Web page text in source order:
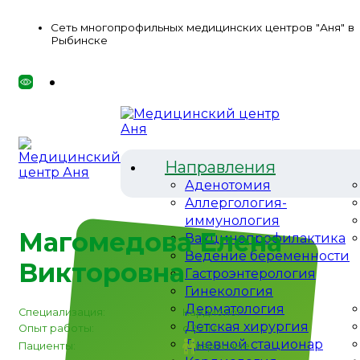
Сеть многопрофильных медицинских центров "Аня" в
Рыбинске
Направления
Аденотомия
Аллергология-
иммунология
Вакцинопрофилактика
Ведение беременности
Гастроэнтерология
Гинекология
Дерматология
Детская хирургия
Дневной стационар
Магомедова Елена
Викторовна
Специализация:
Кардиолог
Опыт работы:
с 2011 г
Пациенты:
взрослые